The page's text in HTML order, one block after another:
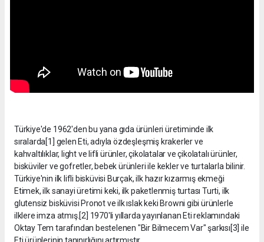
Türkiye'de 1962'den bu yana gıda ürünleri üretiminde ilk
sıralarda[1] gelen Eti, adıyla özdeşleşmiş krakerler ve
kahvaltılıklar, light ve lifli ürünler, çikolatalar ve çikolatalı ürünler,
bisküviler ve gofretler, bebek ürünleri ile kekler ve turtalarla bilinir.
Türkiye'nin ilk lifli bisküvisi Burçak, ilk hazır kızarmış ekmeği
Etimek, ilk sanayi üretimi keki, ilk paketlenmiş turtası Turti, ilk
glutensiz bisküvisi Pronot ve ilk ıslak keki Browni gibi ürünlerle
ilklere imza atmış.[2] 1970'li yıllarda yayınlanan Eti reklamındaki
Oktay Tem tarafından bestelenen "Bir Bilmecem Var" şarkısı[3] ile